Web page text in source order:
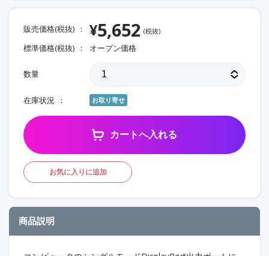
販売価格(税抜) ¥5,652 (税抜)
標準価格(税抜) オープン価格
数量
在庫状況 お取り寄せ
カートへ入れる
お気に入りに追加
商品説明